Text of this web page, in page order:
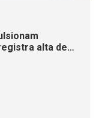
alta de